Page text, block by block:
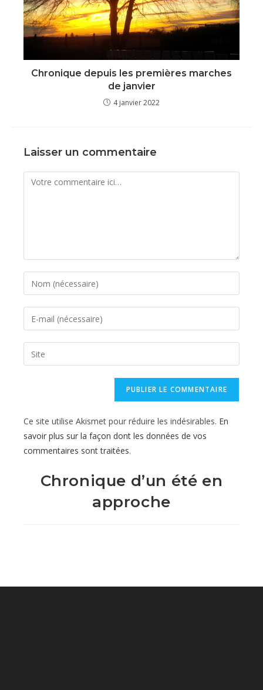
Chronique depuis les premières marches
de janvier
4 janvier 2022
Laisser un commentaire
Comment
Enter
your
name
comment
Enter
your
email
address
Saisir
l’URL
(facultatif)
Ce site utilise Akismet pour réduire les indésirables. En
savoir plus sur la façon dont les données de vos
commentaires sont traitées.
Chronique d’un été en
approche